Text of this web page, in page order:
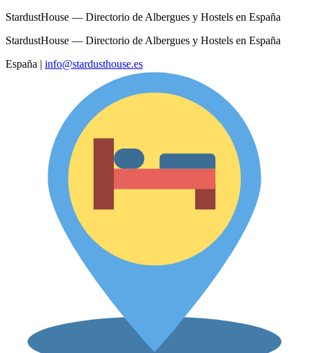
StardustHouse — Directorio de Albergues y Hostels en España
StardustHouse — Directorio de Albergues y Hostels en España
España | info@stardusthouse.es